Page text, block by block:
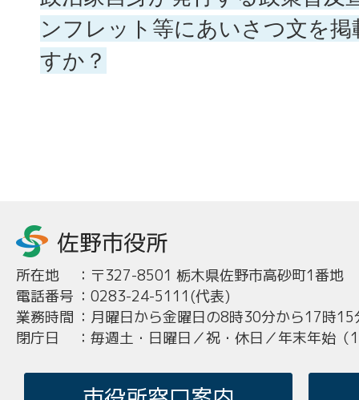
ンフレット等にあいさつ文を
すか？
所在地 ： 〒327-8501 栃木県佐野市高砂町1番地
電話番号 ： 0283-24-5111(代表)
業務時間 ： 月曜日から金曜日の8時30分から17時15
閉庁日
： 毎週土・日曜日／祝・休日／年末年始